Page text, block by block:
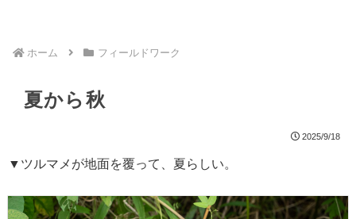
ホーム フィールドワーク
夏から秋
2025/9/18
▼ツルマメが地面を覆って、夏らしい。